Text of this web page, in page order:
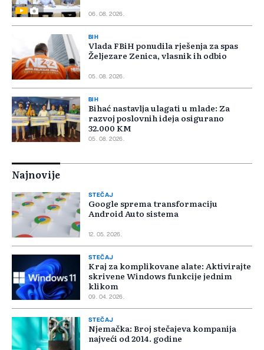
06. 08. 2026.
BIH
Vlada FBiH ponudila rješenja za spas
Željezare Zenica, vlasnik ih odbio
05. 08. 2026.
BIH
Bihać nastavlja ulagati u mlade: Za
razvoj poslovnih ideja osigurano
32.000 KM
05. 08. 2026.
Najnovije
STEČAJ
Google sprema transformaciju
Android Auto sistema
12. 05. 2026.
STEČAJ
Kraj za komplikovane alate: Aktivirajte
skrivene Windows funkcije jednim
klikom
09. 04. 2026.
STEČAJ
Njemačka: Broj stečajeva kompanija
najveći od 2014. godine